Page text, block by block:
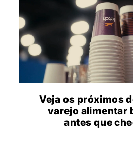
Veja os próximos
varejo alimentar
antes que